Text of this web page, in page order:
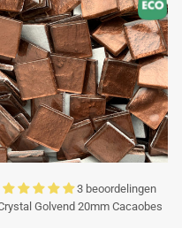
3 beoordelingen
Golvend 20mm Cacaobes